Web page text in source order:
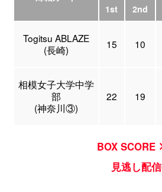
1st
2nd
Togitsu ABLAZE
(長崎)
15 10
相模女子大学中学
部
(神奈川③)
22 19
BOX SCORE
見逃し配